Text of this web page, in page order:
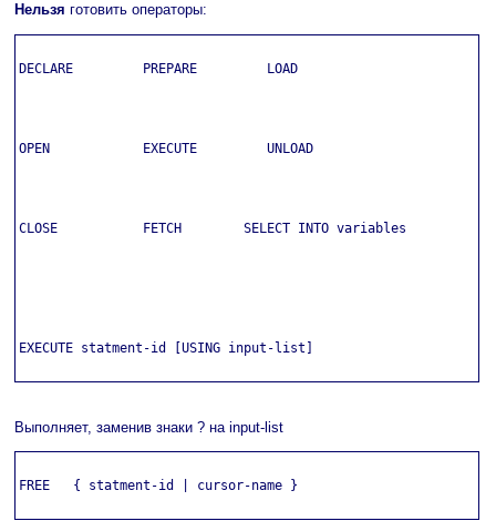
Нельзя готовить операторы:
DECLARE         PREPARE         LOAD
OPEN            EXECUTE         UNLOAD
CLOSE           FETCH        SELECT INTO variables
EXECUTE statment-id [USING input-list]
Выполняет, заменив знаки ? на input-list
FREE   { statment-id | cursor-name }